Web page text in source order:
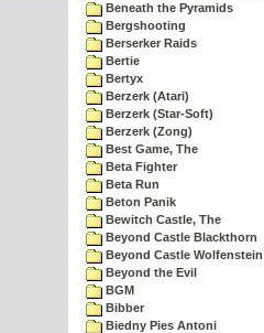
Beneath the Pyramids
Bergshooting
Berserker Raids
Bertie
Bertyx
Berzerk (Atari)
Berzerk (Star-Soft)
Berzerk (Zong)
Best Game, The
Beta Fighter
Beta Run
Beton Panik
Bewitch Castle, The
Beyond Castle Blackthorn
Beyond Castle Wolfenstein
Beyond the Evil
BGM
Bibber
Biedny Pies Antoni